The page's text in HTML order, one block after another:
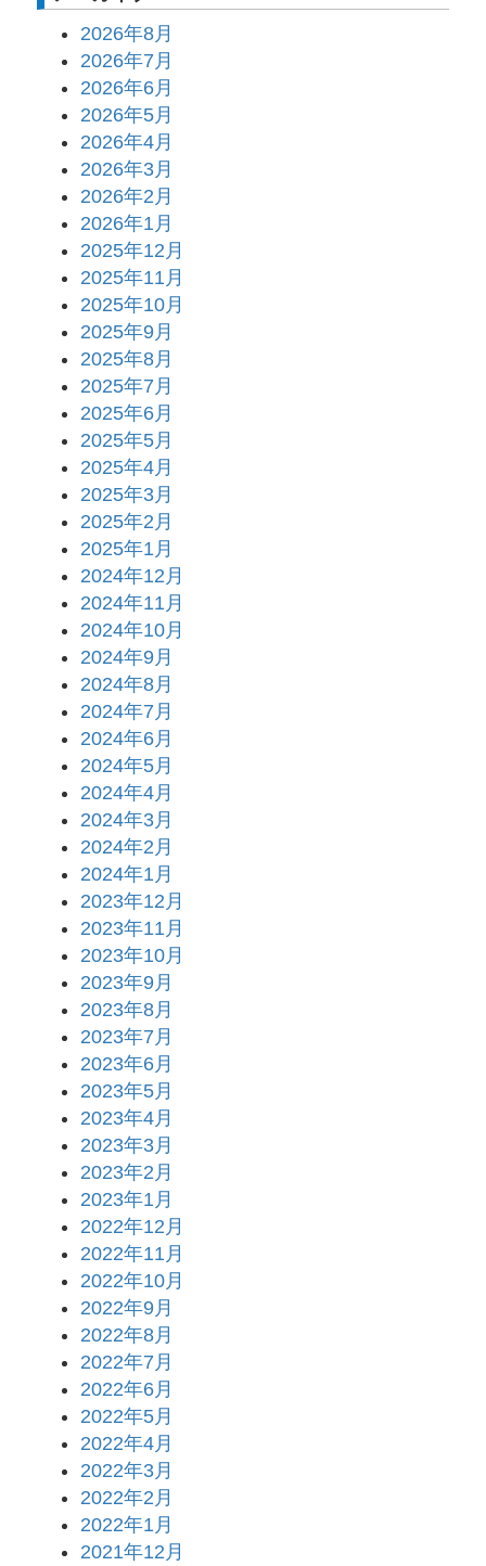
2026年8月
2026年7月
2026年6月
2026年5月
2026年4月
2026年3月
2026年2月
2026年1月
2025年12月
2025年11月
2025年10月
2025年9月
2025年8月
2025年7月
2025年6月
2025年5月
2025年4月
2025年3月
2025年2月
2025年1月
2024年12月
2024年11月
2024年10月
2024年9月
2024年8月
2024年7月
2024年6月
2024年5月
2024年4月
2024年3月
2024年2月
2024年1月
2023年12月
2023年11月
2023年10月
2023年9月
2023年8月
2023年7月
2023年6月
2023年5月
2023年4月
2023年3月
2023年2月
2023年1月
2022年12月
2022年11月
2022年10月
2022年9月
2022年8月
2022年7月
2022年6月
2022年5月
2022年4月
2022年3月
2022年2月
2022年1月
2021年12月